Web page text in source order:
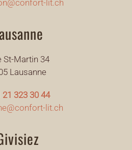
lit.ch
St-Martin 34
Lausanne
21 323 30 44
lit.ch